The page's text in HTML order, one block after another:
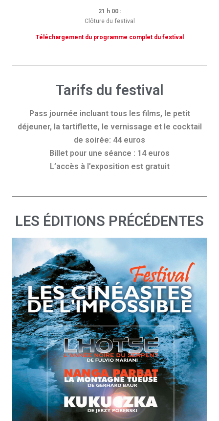
21 h 00 :
Clôture du festival
Téléchargement du programme complet du festival
Tarifs du festival
Pass journée incluant tous les films, le petit
déjeuner, la tartiflette, le vernissage et le cocktail
de soirée: 44 euros
Billet pour une séance : 14 euros
L’accès à l’exposition est gratuit
LES ÉDITIONS PRÉCÉDENTES